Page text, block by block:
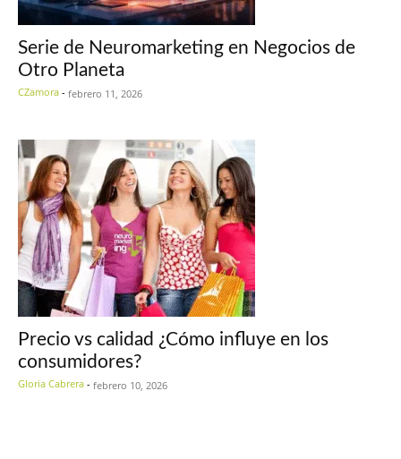
Serie de Neuromarketing en Negocios de
Otro Planeta
CZamora - febrero 11, 2026
Precio vs calidad ¿Cómo influye en los
consumidores?
Gloria Cabrera - febrero 10, 2026